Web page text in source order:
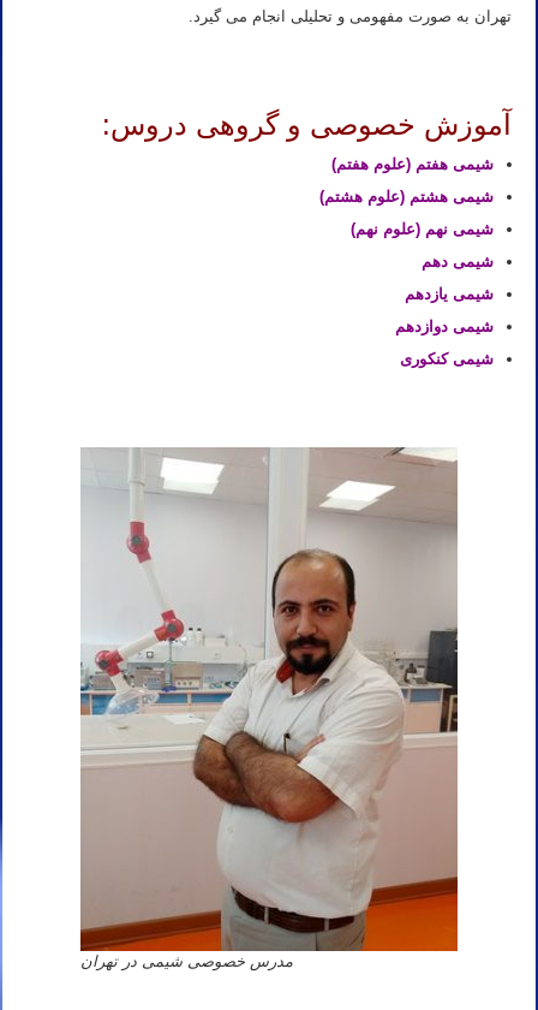
تهران به صورت مفهومی و تحلیلی انجام می گیرد.
آموزش خصوصی و گروهی دروس:
شیمی هفتم (علوم هفتم)
شیمی هشتم (علوم هشتم)
شیمی نهم (علوم نهم)
شیمی دهم
شیمی یازدهم
شیمی دوازدهم
شیمی کنکوری
مدرس خصوصی شیمی در تهران